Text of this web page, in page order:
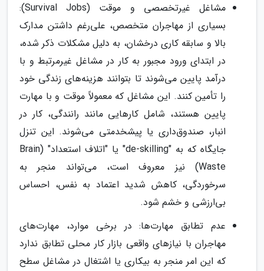
مشاغل غیرتخصصی و موقت (Survival Jobs):
بسیاری از مهاجران متخصص، علی‌رغم داشتن مدارک
بالا و سابقه کاری درخشان، به دلیل مشکلات ذکر شده،
در ابتدای ورود مجبور به کار در مشاغل غیرمرتبط و با
درآمد پایین می‌شوند تا بتوانند هزینه‌های زندگی خود
را تأمین کنند. این مشاغل که معمولاً موقت و با مهارت
پایین هستند، شامل کارهایی مانند رانندگی، کار در
انبار، صندوق‌داری یا پیشخدمتی می‌شوند. این تنزل
جایگاه که به "de-skilling" یا "اتلاف استعداد" (Brain
Waste) نیز معروف است، می‌تواند منجر به
سرخوردگی، کاهش شدید اعتماد به نفس، احساس
بی‌ارزشی و خشم شود.
عدم تطابق مهارت‌ها: در برخی موارد، مهارت‌های
مهاجران با نیازهای واقعی بازار کار محلی تطابق ندارد
که این امر منجر به بیکاری یا اشتغال در مشاغل سطح